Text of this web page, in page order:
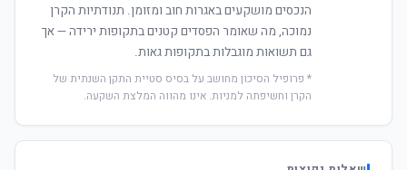
הנכסים מושקעים באגרות חוב ומזומן. תנודתיות הקרן
נמוכה, מה שאומר הפסדים קטנים בתקופות ירידה — אך
גם תשואות מוגבלות בתקופות גאות.
* פרופיל הסיכון מחושב על בסיס סטיית התקן השנתית של
הקרן וחשיפתה למניות. אינו מהווה המלצת השקעה.